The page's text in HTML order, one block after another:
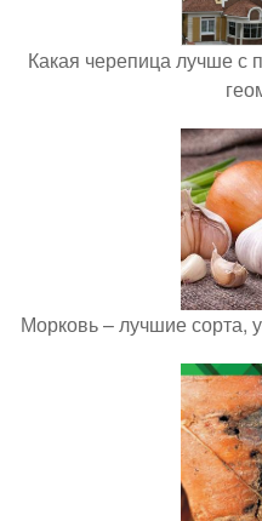
Какая черепица лучше с
Морковь – лучшие сорта,